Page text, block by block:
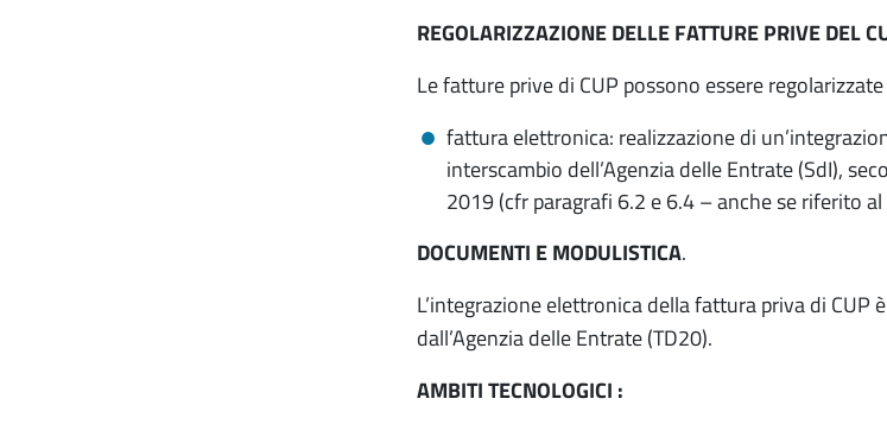
REGOLARIZZAZIONE DELLE FATTURE PRIVE DEL
Le fatture prive di CUP possono essere
fattura elettronica: realizzazione di
interscambio dell’Agenzia delle Entrate (SdI),
2019 (cfr paragrafi 6.2 e 6.4 – anche se riferito
DOCUMENTI E MODULISTICA.
L’integrazione elettronica della fattura priva di
dall’Agenzia delle Entrate (TD20).
AMBITI TECNOLOGICI :